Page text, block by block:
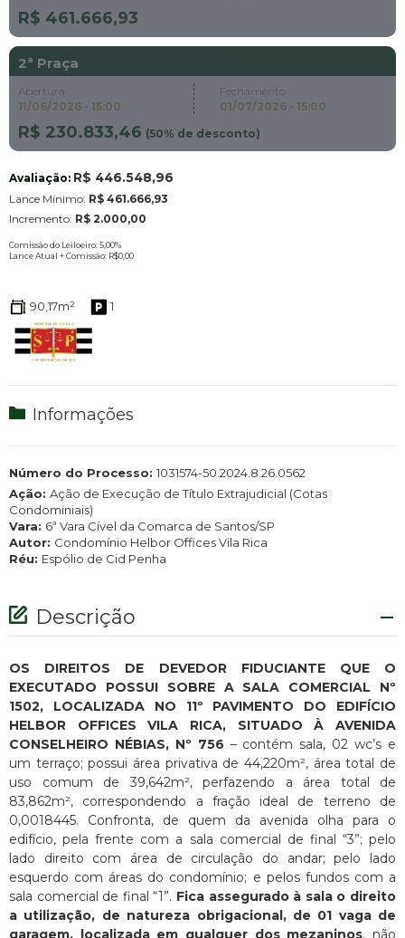
R$ 461.666,93
2ª Praça
Abertura
11/06/2026 - 15:00
Fechamento
01/07/2026 - 15:00
R$ 230.833,46 (50% de desconto)
Avaliação: R$ 446.548,96
Lance Mínimo: R$ 461.666,93
Incremento: R$ 2.000,00
Comissão do Leiloeiro: 5,00%
Lance Atual + Comissão: R$0,00
90,17m² 1
Informações
Número do Processo: 1031574-50.2024.8.26.0562
Ação: Ação de Execução de Título Extrajudicial (Cotas
Condominiais)
Vara: 6ª Vara Cível da Comarca de Santos/SP
Autor: Condomínio Helbor Offices Vila Rica
Réu: Espólio de Cid Penha
Descrição
OS DIREITOS DE DEVEDOR FIDUCIANTE QUE O
EXECUTADO POSSUI SOBRE A SALA COMERCIAL Nº
1502, LOCALIZADA NO 11º PAVIMENTO DO EDIFÍCIO
HELBOR OFFICES VILA RICA, SITUADO À AVENIDA
CONSELHEIRO NÉBIAS, Nº 756 – contém sala, 02 wc’s e
um terraço; possui área privativa de 44,220m², área total de
uso comum de 39,642m², perfazendo a área total de
83,862m², correspondendo a fração ideal de terreno de
0,0018445. Confronta, de quem da avenida olha para o
edifício, pela frente com a sala comercial de final “3”; pelo
lado direito com área de circulação do andar; pelo lado
esquerdo com áreas do condomínio; e pelos fundos com a
sala comercial de final “1”. Fica assegurado à sala o direito
a utilização, de natureza obrigacional, de 01 vaga de
garagem, localizada em qualquer dos mezaninos, não